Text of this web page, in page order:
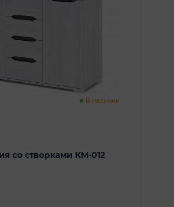
В наличии
со створками КМ-012